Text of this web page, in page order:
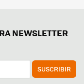
NEWSLETTER
SUSCRIBIR